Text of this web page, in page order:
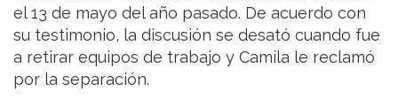
el 13 de mayo del año pasado. De acuerdo con
su testimonio, la discusión se desató cuando fue
a retirar equipos de trabajo y Camila le reclamó
por la separación.